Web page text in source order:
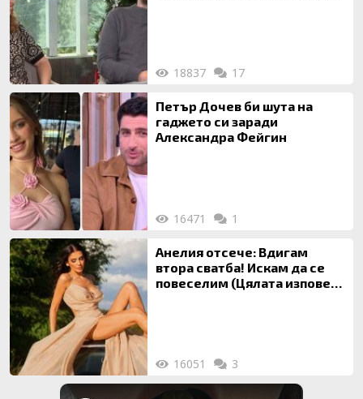
18837 17
Петър Дочев би шута на
гаджето си заради
Александра Фейгин
16471 1
Анелия отсече: Вдигам
втора сватба! Искам да се
повеселим (Цялата изповед
16051 3